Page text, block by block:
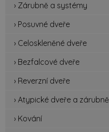
› Zárubně a systémy
› Posuvné dveře
› Celoskleněné dveře
› Bezfalcové dveře
› Reverzní dveře
› Atypické dveře a zárubně
› Kování